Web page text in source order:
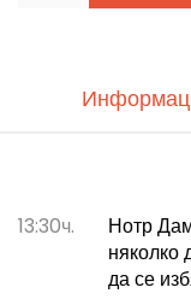
13:30ч.
Нотр
няколко
да се